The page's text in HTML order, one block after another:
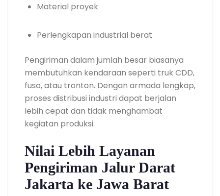
Material proyek
Perlengkapan industrial berat
Pengiriman dalam jumlah besar biasanya
membutuhkan kendaraan seperti truk CDD,
fuso, atau tronton. Dengan armada lengkap,
proses distribusi industri dapat berjalan
lebih cepat dan tidak menghambat
kegiatan produksi.
Nilai Lebih Layanan
Pengiriman Jalur Darat
Jakarta ke Jawa Barat